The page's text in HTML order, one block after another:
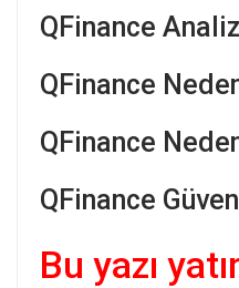
QFinance Analiz
QFinance
QFinance
QFinance
Bu yazı